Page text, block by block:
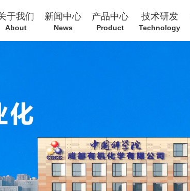
于我们
About
新闻中心
News
产品中心
Product
技术研发
Technology